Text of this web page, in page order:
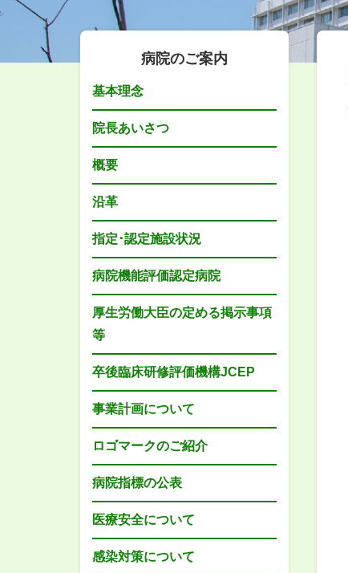
病院のご案内
基本理念
院長あいさつ
概要
沿革
指定･認定施設状況
病院機能評価認定病院
厚生労働大臣の定める掲示事項
等
卒後臨床研修評価機構JCEP
事業計画について
ロゴマークのご紹介
病院指標の公表
医療安全について
感染対策について